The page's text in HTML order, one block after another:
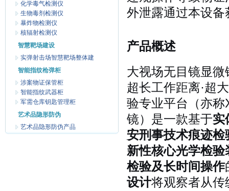
化学毒气检测仪
生物毒剂检测仪
暴炸物检测仪
核辐射检测仪
智慧靶场建设
实弹射击场智慧靶场整体建
智能指纹枪弹柜
涉案物证保管柜
智能指纹武器柜
军需仓库钥匙管理柜
艺术品隐形防伪
艺术品隐形防伪产品
外泄露通过本设
产品概述
大视场无目镜显
超长工作距离·超
验专业平台（亦
镜）是一款基于实
安刑事技术痕迹
新性核心光学检验
检验及长时间操作
设计将观察者从传